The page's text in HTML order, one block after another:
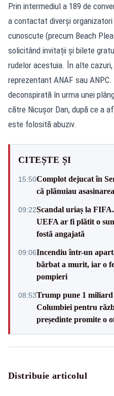
Prin intermediul a 189 de
a contactat diverși
cunoscute (precum Beach
solicitând invitații și bilete
rudelor acestuia. În alte
reprezentant ANAF sau
deconspirată în urma unei
către Nicușor Dan, după ce a
este folosită abuziv.
CITEȘTE ȘI
15:50Complot dejucat în
că plănuiau
09:22Scandal uriaș la
UEFA ar fi plătit o
fostă angajată
09:06Incendiu într-un
bărbat a murit, iar o
pompieri
08:53Trump pune 1 miliard
Columbiei pentru
președinte promite o
Distribuie articolul